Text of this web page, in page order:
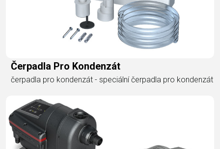
Čerpadla Pro Kondenzát
čerpadla pro kondenzát - speciální čerpadla pro kondenzát